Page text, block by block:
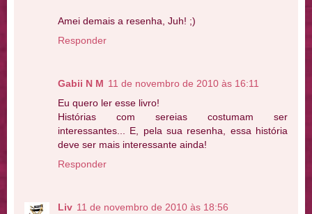
Amei demais a resenha, Juh! ;)
Responder
Gabii N M 11 de novembro de 2010 às 16:11
Eu quero ler esse livro!
Histórias com sereias costumam ser
interessantes... E, pela sua resenha, essa história
deve ser mais interessante ainda!
Responder
Liv 11 de novembro de 2010 às 18:56